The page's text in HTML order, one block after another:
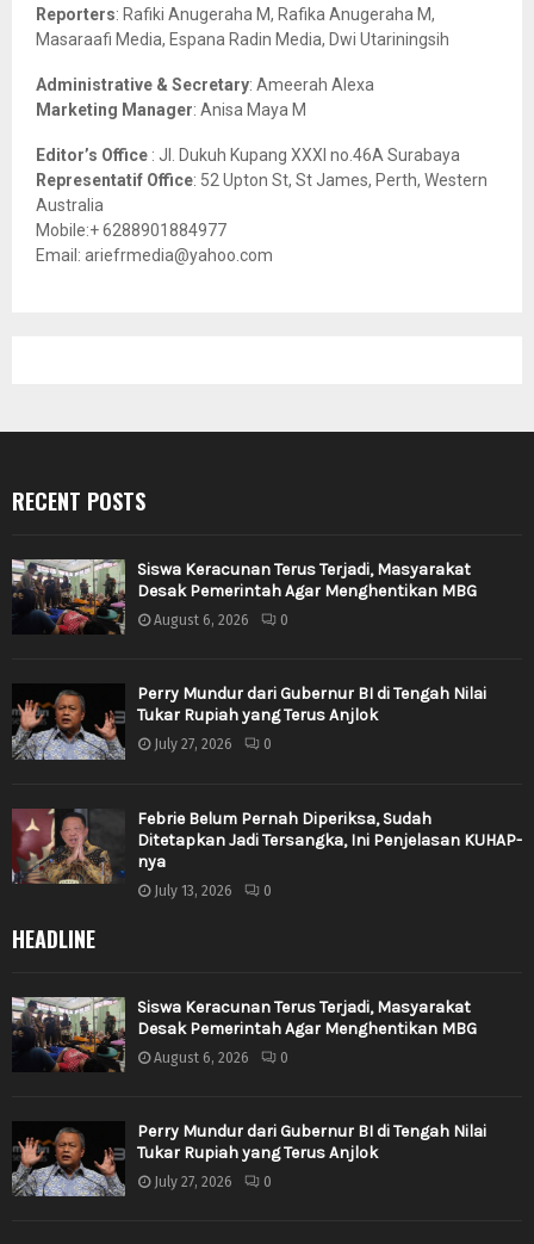
Reporters: Rafiki Anugeraha M, Rafika Anugeraha M,
Masaraafi Media, Espana Radin Media, Dwi Utariningsih
Administrative & Secretary: Ameerah Alexa
Marketing Manager: Anisa Maya M
Editor’s Office : Jl. Dukuh Kupang XXXI no.46A Surabaya
Representatif Office: 52 Upton St, St James, Perth, Western
Australia
Mobile:+ 6288901884977
Email: ariefrmedia@yahoo.com
RECENT POSTS
Siswa Keracunan Terus Terjadi, Masyarakat
Desak Pemerintah Agar Menghentikan MBG
August 6, 2026 0
Perry Mundur dari Gubernur BI di Tengah Nilai
Tukar Rupiah yang Terus Anjlok
July 27, 2026 0
Febrie Belum Pernah Diperiksa, Sudah
Ditetapkan Jadi Tersangka, Ini Penjelasan KUHAP-
nya
July 13, 2026 0
HEADLINE
Siswa Keracunan Terus Terjadi, Masyarakat
Desak Pemerintah Agar Menghentikan MBG
August 6, 2026 0
Perry Mundur dari Gubernur BI di Tengah Nilai
Tukar Rupiah yang Terus Anjlok
July 27, 2026 0